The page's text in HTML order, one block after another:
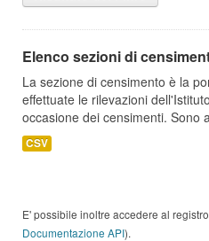
Elenco sezioni di
La sezione di censimento è la
effettuate le rilevazioni
occasione dei censimenti. Sono
CSV
E' possibile inoltre accedere al
Documentazione API).